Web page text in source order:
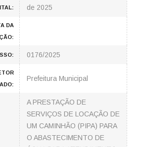
de 2025
DA
0176/2025
Prefeitura Municipal
A PRESTAÇÃO DE
SERVIÇOS DE LOCAÇÃO DE
UM CAMINHÃO (PIPA) PARA
O ABASTECIMENTO DE